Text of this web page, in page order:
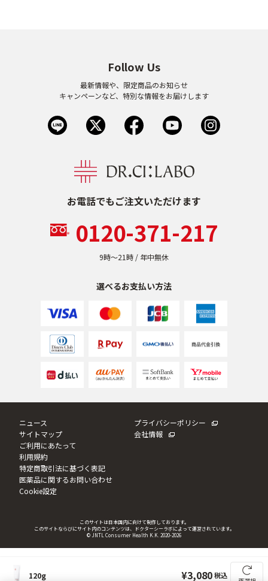
120g 3,080
お電話でもご注文いただけます
0120-371-217
9時〜21時 / 年中無休
選べるお支払い方法
Follow Us
最新情報や、限定商品のお知らせ
キャンペーンなど、特別な情報をお届けします
ニュース
サイトマップ
ご利用にあたって
利用規約
特定商取引法に基づく表記
医薬品に関するお問い合わせ
Cookie設定
プライバシーポリシー
会社情報
このサイトは日本国内に向けて制作しております。
このサイトならびにサイト内のコンテンツは、ドクターシーラボによって運営されています。
© JNTL Consumer Health K.K. 2020-2026